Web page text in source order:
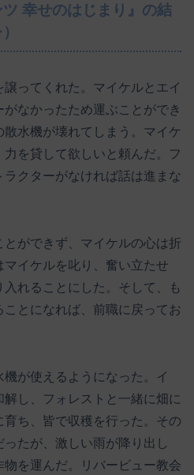
幸せのはじまり』の結
ってくれた。マイケルとエイ
なかったため運ぶことができ
水機が壊れてしまう。マイケ
を貸して欲しいと頼んだ。フ
クターがなければ話は進まな
とができず、マイケルの心は折
イケルを叱り、奮い立たせ
れることにした。そして、も
ことになれば、前職に戻ってお
機が使えるようになった。イ
し、フォレストと一緒に畑に
ち、皆で収穫を行った。その
たが、激しい雨が降り出し
を運んだ。リバービュー教会